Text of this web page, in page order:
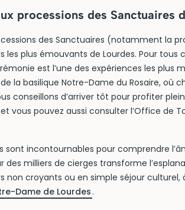
processions des Sanctuaires
des Sanctuaires (notamment la
les plus émouvants de Lourdes. Pour
est l’une des expériences les plus
la basilique Notre-Dame du Rosaire, où
conseillons d’arriver tôt pour profiter
vous pouvez aussi consulter l’Office de
sont incontournables pour comprendre
des milliers de cierges transforme
non croyants ou en simple séjour
Dame de Lourdes .